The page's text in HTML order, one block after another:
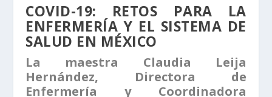
COVID-19: RETOS PARA LA
ENFERMERÍA Y EL SISTEMA DE
SALUD EN MÉXICO
La maestra Claudia Leija
Hernández, Directora de
Enfermería y Coordinadora